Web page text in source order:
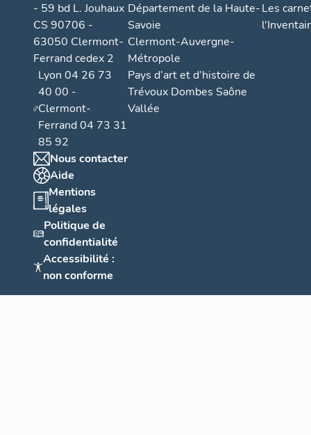
- 59 bd L. Jouhaux
CS 90706 -
63050 Clermont-
Ferrand cedex 2
Lyon 04 26 73
40 00 -
Clermont-
Ferrand 04 73 31
85 92
Nous contacter
Aide
Mentions
légales
Politique de
confidentialité
Accessibilité :
non conforme
Département de la Haute-
Savoie
Clermont-Auvergne-
Métropole
Pays d’art et d’histoire de
Trévoux Dombes Saône
Vallée
Les